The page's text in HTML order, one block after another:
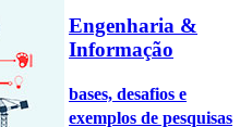
Engenharia &
Informação
bases, desafios e
exemplos de pesquisas